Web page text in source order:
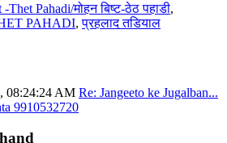
Thet Pahadi/मोहन बिष्ट-ठेठ पहाडी,
PAHADI,प्रहलाद तडियाल
08:24:24 AM Re: Jangeeto ke Jugalban...
9910532720